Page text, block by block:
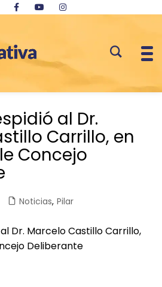
al Dr.
Carrillo, en
Concejo
Noticias, Pilar